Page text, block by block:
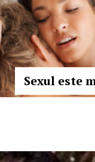
Sexul este